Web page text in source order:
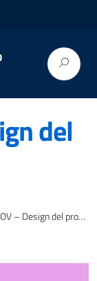
del
– Design del prodotto